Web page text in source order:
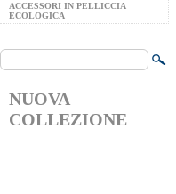
ACCESSORI IN PELLICCIA
ECOLOGICA
NUOVA
COLLEZIONE